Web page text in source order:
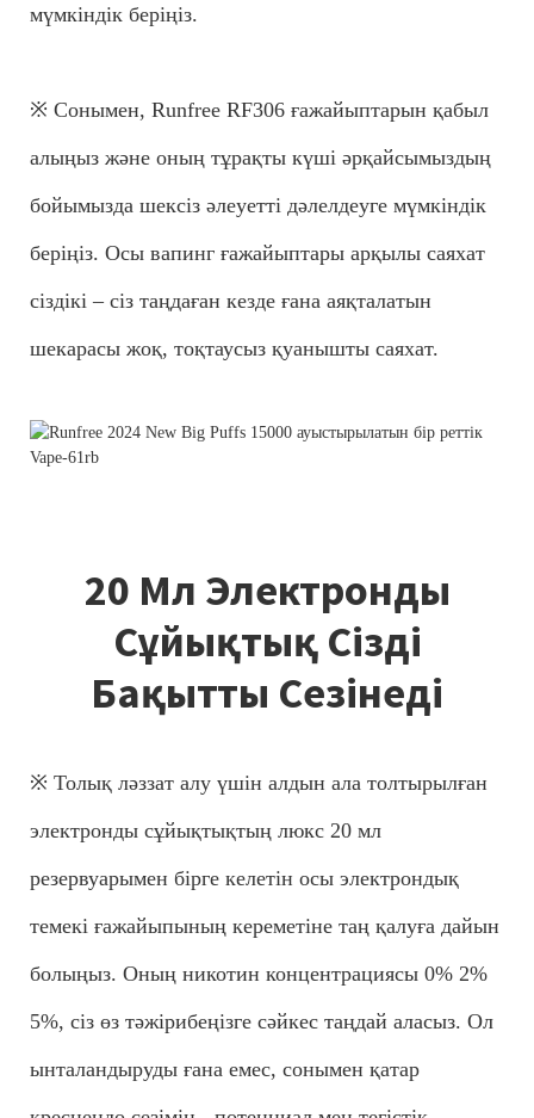
мүмкіндік беріңіз.
※ Сонымен, Runfree RF306 ғажайыптарын қабыл
алыңыз және оның тұрақты күші әрқайсымыздың
бойымызда шексіз әлеуетті дәлелдеуге мүмкіндік
беріңіз. Осы вапинг ғажайыптары арқылы саяхат
сіздікі – сіз таңдаған кезде ғана аяқталатын
шекарасы жоқ, тоқтаусыз қуанышты саяхат.
20 Мл Электронды
Сұйықтық Сізді
Бақытты Сезінеді
※ Толық ләззат алу үшін алдын ала толтырылған
электронды сұйықтықтың люкс 20 мл
резервуарымен бірге келетін осы электрондық
темекі ғажайыпының кереметіне таң қалуға дайын
болыңыз. Оның никотин концентрациясы 0% 2%
5%, сіз өз тәжірибеңізге сәйкес таңдай аласыз. Ол
ынталандыруды ғана емес, сонымен қатар